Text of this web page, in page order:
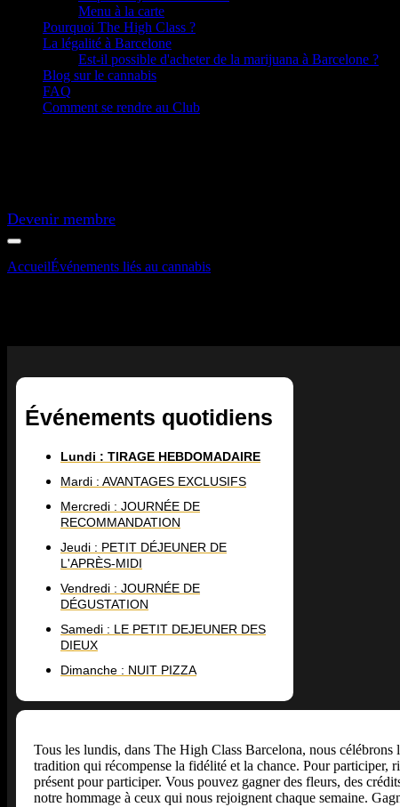
Menu à la carte
Pourquoi The High Class ?
La légalité à Barcelone
Est-il possible d'acheter de la marijuana à Barcelone ?
Blog sur le cannabis
FAQ
Comment se rendre au Club
Devenir membre
AccueilÉvénements liés au cannabis
Événements quotidiens
Lundi : TIRAGE HEBDOMADAIRE
Mardi : AVANTAGES EXCLUSIFS
Mercredi : JOURNÉE DE
RECOMMANDATION
Jeudi : PETIT DÉJEUNER DE
L'APRÈS-MIDI
Vendredi : JOURNÉE DE
DÉGUSTATION
Samedi : LE PETIT DEJEUNER DES
DIEUX
Dimanche : NUIT PIZZA
Tous les lundis, dans The High Class Barcelona, nous célébrons
tradition qui récompense la fidélité et la chance. Pour participer,
présent pour participer. Vous pouvez gagner des fleurs, des
notre hommage à ceux qui nous rejoignent chaque semaine.